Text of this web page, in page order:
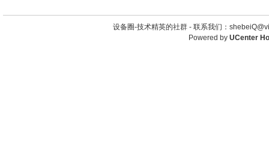
设备圈-技术精英的社群 - 联系我们：
Powered by UCenter